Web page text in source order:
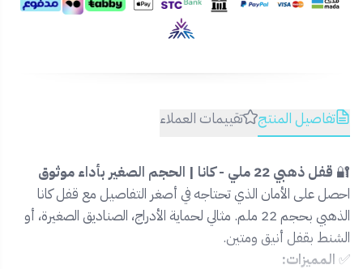
تفاصيل المنتج تقييمات العملاء
🔐 قفل ذهبي 22 ملي - كانا | الحجم الصغير بأداء موثوق
احصل على الأمان الذي تحتاجه في أصغر التفاصيل مع قفل كانا
الذهبي بحجم 22 ملم. مثالي لحماية الأدراج، الصناديق الصغيرة، أو
الشنط بقفل أنيق ومتين.
✅ المميزات: